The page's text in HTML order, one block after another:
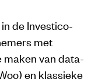
de Investico-
met
van data-
en klassieke